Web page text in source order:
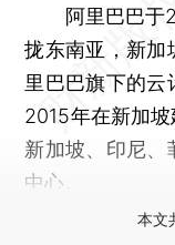
阿里巴巴于
拢东南亚，新加
里巴巴旗下的
2015年在新加坡
新加坡、印尼、
中心。
本文